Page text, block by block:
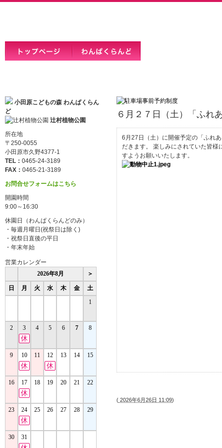
小田原こどもの森 わんぱくらん
ど
辻村植物公園
所在地
〒250-0055
小田原市久野4377-1
TEL： 0465-24-3189
FAX： 0465-21-3189
お問合せフォームはこちら
開園時間
9:00～16:30
休園日（わんぱくらんどのみ）
・毎週月曜日(祝祭日は除く)
・祝祭日直後の平日
・年末年始
営業カレンダー
６月２７日（土）「ふれ
6月27日（土）に開催予定の「ふれ
だきます。 楽しみにされていた皆様
すようお願いいたします。
( 2026年6月26日 11:09)